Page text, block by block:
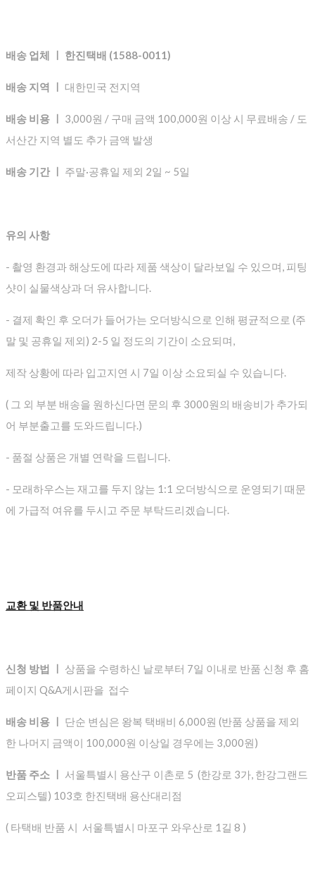
배송 업체 ㅣ 한진택배 (1588-0011)
배송 지역 ㅣ 대한민국 전지역
배송 비용 ㅣ 3,000원 / 구매 금액 100,000원 이상 시 무료배송 / 도
서산간 지역 별도 추가 금액 발생
배송 기간 ㅣ 주말·공휴일 제외 2일 ~ 5일
유의 사항
- 촬영 환경과 해상도에 따라 제품 색상이 달라보일 수 있으며, 피팅
샷이 실물색상과 더 유사합니다.
- 결제 확인 후 오더가 들어가는 오더방식으로 인해 평균적으로 (주
말 및 공휴일 제외) 2-5 일 정도의 기간이 소요되며,
제작 상황에 따라 입고지연 시 7일 이상 소요되실 수 있습니다.
( 그 외 부분 배송을 원하신다면 문의 후 3000원의 배송비가 추가되
어 부분출고를 도와드립니다.)
- 품절 상품은 개별 연락을 드립니다.
- 모래하우스는 재고를 두지 않는 1:1 오더방식으로 운영되기 때문
에 가급적 여유를 두시고 주문 부탁드리겠습니다.
교환 및 반품안내
신청 방법 ㅣ 상품을 수령하신 날로부터 7일 이내로 반품 신청 후 홈
페이지 Q&A게시판을 접수
배송 비용 ㅣ
단순 변심은 왕복 택배비 6,000원 (반품 상품을 제외
한 나머지 금액이 100,000원 이상일 경우에는 3,000원)
반품 주소 ㅣ 서울특별시 용산구 이촌로 5 (한강로 3가, 한강그랜드
오피스텔) 103호 한진택배 용산대리점
( 타택배 반품 시 서울특별시 마포구 와우산로 1길 8 )